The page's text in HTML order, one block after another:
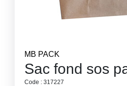
MB PACK
Sac fond sos
Code : 317227